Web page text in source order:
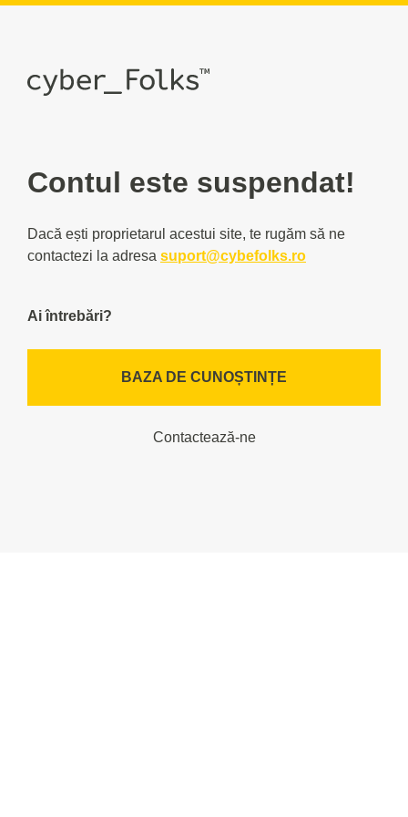
Contul este suspendat!
Dacă ești proprietarul acestui site, te rugăm să ne
contactezi la adresa suport@cybefolks.ro
Ai întrebări?
BAZA DE CUNOȘTINȚE
Contactează-ne